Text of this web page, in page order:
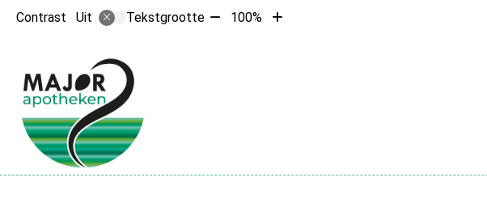
Contrast Uit Tekstgrootte Tekst100%
Tekst